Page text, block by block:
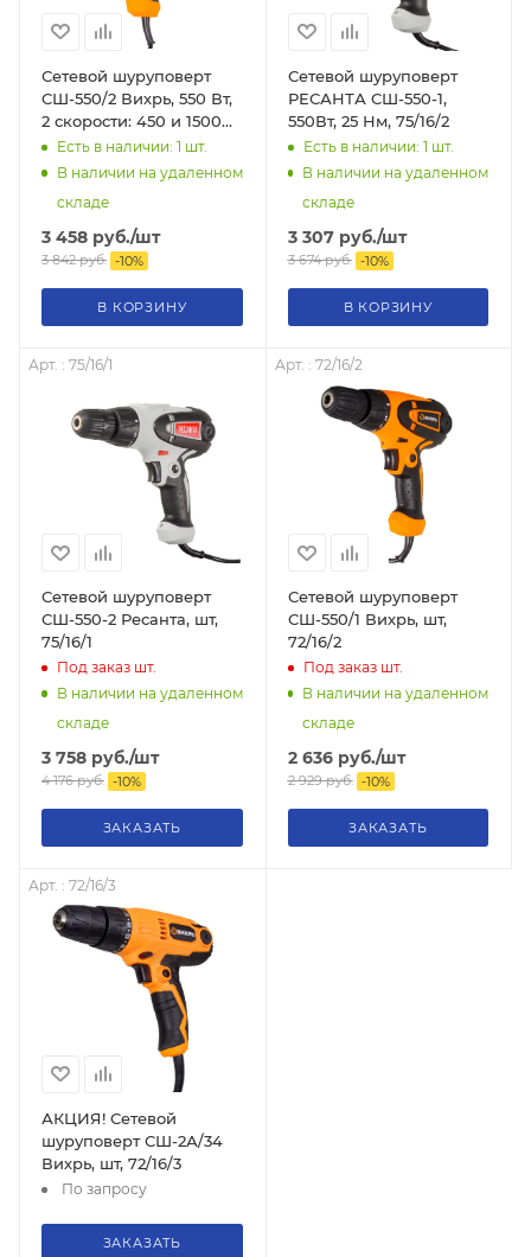
Сетевой шуруповерт
СШ-550/2 Вихрь, 550 Вт,
2 скорости: 450 и 1500
об/мин, 34 Н·м, реверс,
подсветка, 1.4 кг, 72/16/1
Есть в наличии: 1 шт.
В наличии на удаленном
складе
3 458 руб./шт
3 842руб. -10%
В КОРЗИНУ
Сетевой шуруповерт
РЕСАНТА СШ-550-1,
550Вт, 25 Нм, 75/16/2
Есть в наличии: 1 шт.
В наличии на удаленном
складе
3 307руб./шт
3 674руб. -10%
В КОРЗИНУ
Арт. : 75/16/1
Сетевой шуруповерт
СШ-550-2 Ресанта, шт,
75/16/1
Под заказ шт.
В наличии на удаленном
складе
3 758 руб./шт
4 176руб. -10%
ЗАКАЗАТЬ
Арт. : 72/16/2
Сетевой шуруповерт
СШ-550/1 Вихрь, шт,
72/16/2
Под заказшт.
В наличии на удаленном
складе
2 636руб./шт
2 929руб. -10%
ЗАКАЗАТЬ
Арт. : 72/16/3
АКЦИЯ! Сетевой
шуруповерт СШ-2А/34
Вихрь, шт, 72/16/3
По запросу
ЗАКАЗАТЬ